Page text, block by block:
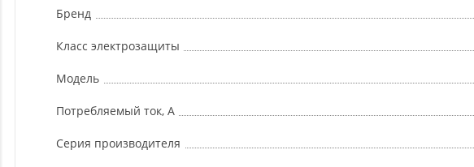
Бренд
Класс электрозащиты
Модель
Потребляемый ток, А
Серия производителя